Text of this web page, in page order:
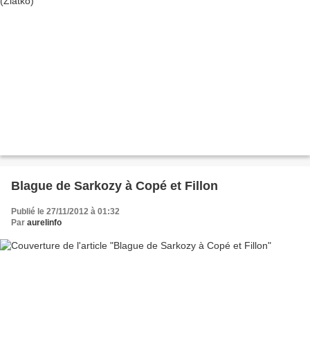
Blague de Sarkozy à Copé et Fillon
Publié le 27/11/2012 à 01:32
Par aurelinfo